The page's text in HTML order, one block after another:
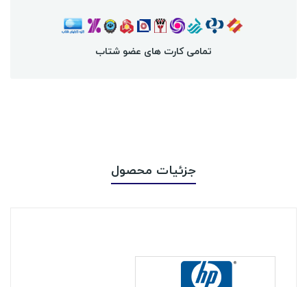
تمامی کارت های عضو شتاب
جزئیات محصول